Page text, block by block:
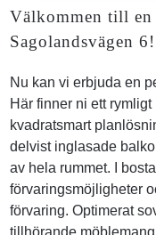
Välkommen till en
Sagolandsvägen 6!
Nu kan vi erbjuda en
Här finner ni ett
kvadratsmart
delvist inglasade
av hela rummet. I
förvaringsmöjligheter
förvaring. Optimerat